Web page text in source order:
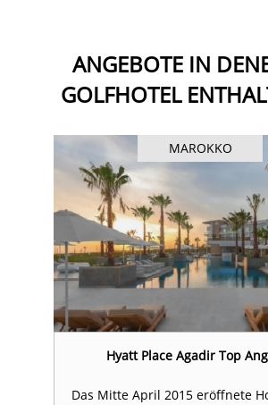
ANGEBOTE IN
GOLFHOTEL
MAROKKO
Hyatt Place Agadir Top
Das Mitte April 2015 eröffnete